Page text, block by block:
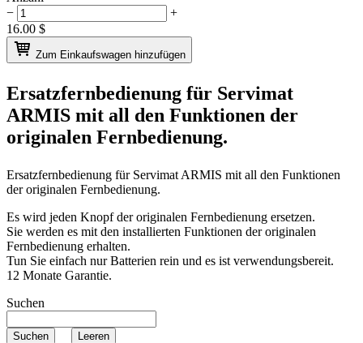
−
+
16.00 $
Zum Einkaufswagen hinzufügen
Ersatzfernbedienung für Servimat
ARMIS mit all den Funktionen der
originalen Fernbedienung.
Ersatzfernbedienung fürServimat ARMIS mit all den Funktionen
der originalen Fernbedienung.
Es wird jeden Knopf der originalen Fernbedienung ersetzen.
Sie werden es mit den installierten Funktionen der originalen
Fernbedienung erhalten.
Tun Sie einfach nur Batterien rein und es ist verwendungsbereit.
12 Monate Garantie.
Suchen